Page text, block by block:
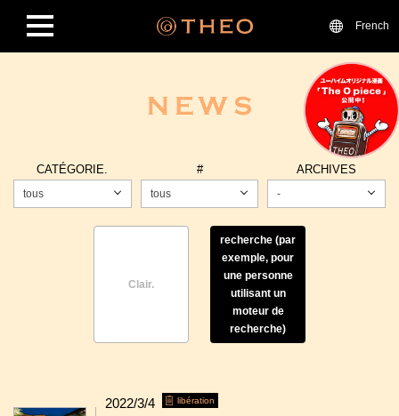
French
CATÉGORIE.
tous
#
tous
ARCHIVES
-
Clair.
recherche (par
exemple, pour
une personne
utilisant un
moteur de
recherche)
2022/3/4 libération